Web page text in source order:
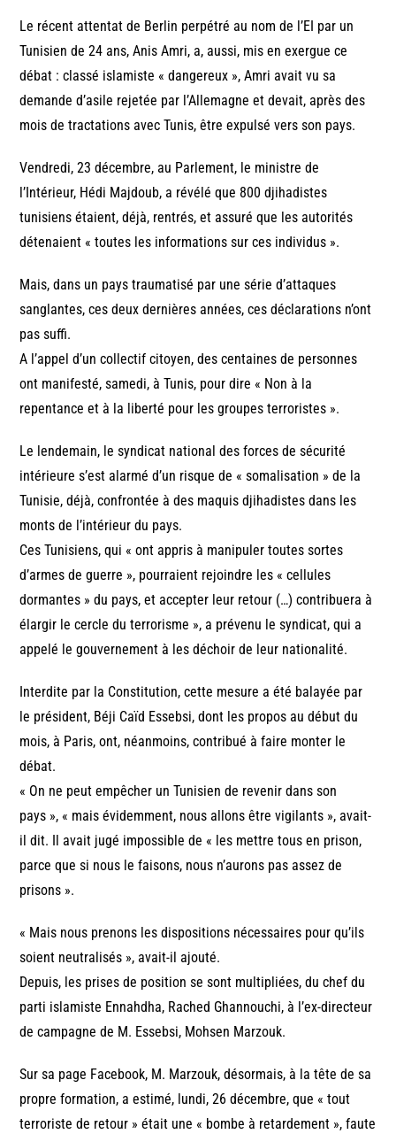
Le récent attentat de Berlin perpétré au nom de l’EI par un
Tunisien de 24 ans, Anis Amri, a, aussi, mis en exergue ce
débat : classé islamiste « dangereux », Amri avait vu sa
demande d’asile rejetée par l’Allemagne et devait, après des
mois de tractations avec Tunis, être expulsé vers son pays.
Vendredi, 23 décembre, au Parlement, le ministre de
l’Intérieur, Hédi Majdoub, a révélé que 800 djihadistes
tunisiens étaient, déjà, rentrés, et assuré que les autorités
détenaient « toutes les informations sur ces individus ».
Mais, dans un pays traumatisé par une série d’attaques
sanglantes, ces deux dernières années, ces déclarations n’ont
pas suffi.
A l’appel d’un collectif citoyen, des centaines de personnes
ont manifesté, samedi, à Tunis, pour dire « Non à la
repentance et à la liberté pour les groupes terroristes ».
Le lendemain, le syndicat national des forces de sécurité
intérieure s’est alarmé d’un risque de « somalisation » de la
Tunisie, déjà, confrontée à des maquis djihadistes dans les
monts de l’intérieur du pays.
Ces Tunisiens, qui « ont appris à manipuler toutes sortes
d’armes de guerre », pourraient rejoindre les « cellules
dormantes » du pays, et accepter leur retour (…) contribuera à
élargir le cercle du terrorisme », a prévenu le syndicat, qui a
appelé le gouvernement à les déchoir de leur nationalité.
Interdite par la Constitution, cette mesure a été balayée par
le président, Béji Caïd Essebsi, dont les propos au début du
mois, à Paris, ont, néanmoins, contribué à faire monter le
débat.
« On ne peut empêcher un Tunisien de revenir dans son
pays », « mais évidemment, nous allons être vigilants », avait-
il dit. Il avait jugé impossible de « les mettre tous en prison,
parce que si nous le faisons, nous n’aurons pas assez de
prisons ».
« Mais nous prenons les dispositions nécessaires pour qu’ils
soient neutralisés », avait-il ajouté.
Depuis, les prises de position se sont multipliées, du chef du
parti islamiste Ennahdha, Rached Ghannouchi, à l’ex-directeur
de campagne de M. Essebsi, Mohsen Marzouk.
Sur sa page Facebook, M. Marzouk, désormais, à la tête de sa
propre formation, a estimé, lundi, 26 décembre, que « tout
terroriste de retour » était une « bombe à retardement », faute